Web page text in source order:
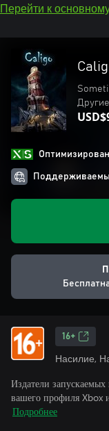
Перейти к
Другие
16+
Насилие,
Издатели
вашего профиля Xbox
Подробнее